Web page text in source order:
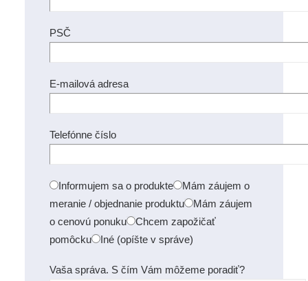
PSČ
E-mailová adresa
Telefónne číslo
Informujem sa o produkte
Mám záujem o
meranie / objednanie produktu
Mám záujem
o cenovú ponuku
Chcem zapožičať
pomôcku
Iné (opíšte v správe)
Vaša správa. S čím Vám môžeme poradiť?